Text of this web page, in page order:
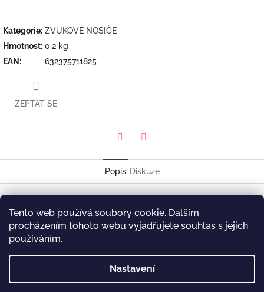
Tento web používá soubory cookie. Dalším
procházením tohoto webu vyjadřujete souhlas s jejich
používáním.
Nastavení
Kategorie: ZVUKOVÉ NOSIČE
Hmotnost: 0.2 kg
EAN : 632375711825
ZEPTAT SE
Popis Diskuze
Love Makes The Changes
HighNoteHCD 7118